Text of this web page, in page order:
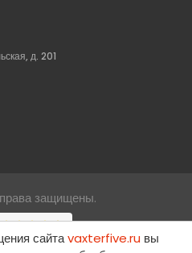
д. 201
защищены.
сайтаvaxterfive.ru вы